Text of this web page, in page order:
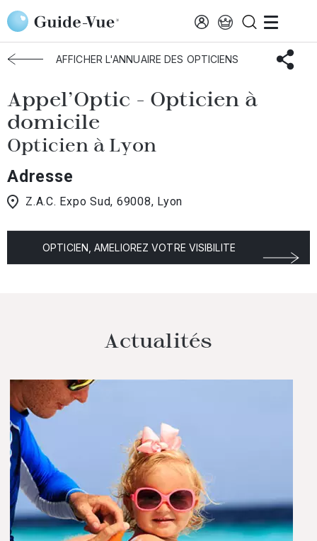
Aller au contenu principal
Accueil Choisir mon opticien Appel'Optic
AFFICHER L'ANNUAIRE DES OPTICIENS
Appel'Optic - Opticien à
domicile
Opticien à Lyon
Adresse
Z.A.C. Expo Sud, 69008, Lyon
OPTICIEN, AMELIOREZ VOTRE VISIBILITE
Actualités